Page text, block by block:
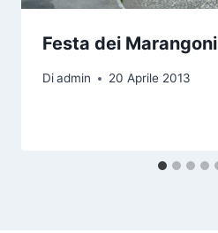
Festa dei Marangoni
Diadmin 20 Aprile 2013